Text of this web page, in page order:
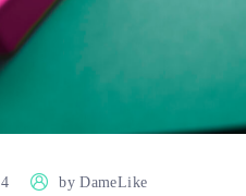
byDameLike